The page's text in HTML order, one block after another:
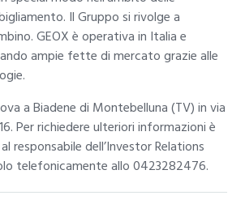
Il Gruppo si rivolge a
GEOX è operativa in Italia e
ampie fette di mercato grazie alle
a Biadene di Montebelluna (TV) in via
Per richiedere ulteriori informazioni è
responsabile dell’Investor Relations
telefonicamente allo 0423282476.